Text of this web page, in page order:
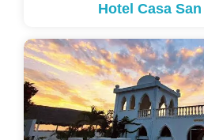
Hotel Casa